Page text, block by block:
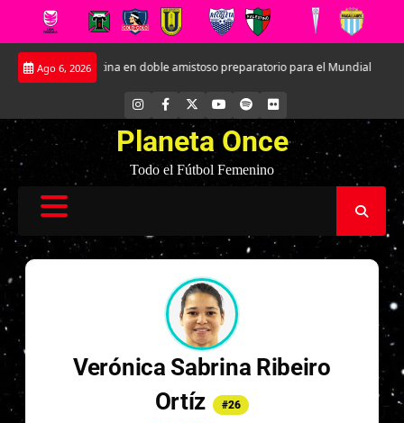
Saltar
Ago 6, 2026
a Argentina en doble amistoso preparatorio para el Mundial
INSTAGRAM
FACEBOOK YOUTUBE
SPOTIFYFLICKR
Planeta Once
Todo el Fútbol Femenino
Verónica Sabrina Ribeiro
Ortíz
#26